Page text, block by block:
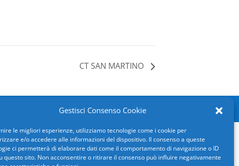
Gestisci Consenso Cookie
le migliori esperienze, utilizziamo tecnologie come i cookie per
e/o accedere alle informazioni del dispositivo. Il consenso a queste
ci permetterà di elaborare dati come il comportamento di navigazione o ID
questo sito. Non acconsentire o ritirare il consenso può influire negativamente
CT SAN MARTINO
SPX Innova